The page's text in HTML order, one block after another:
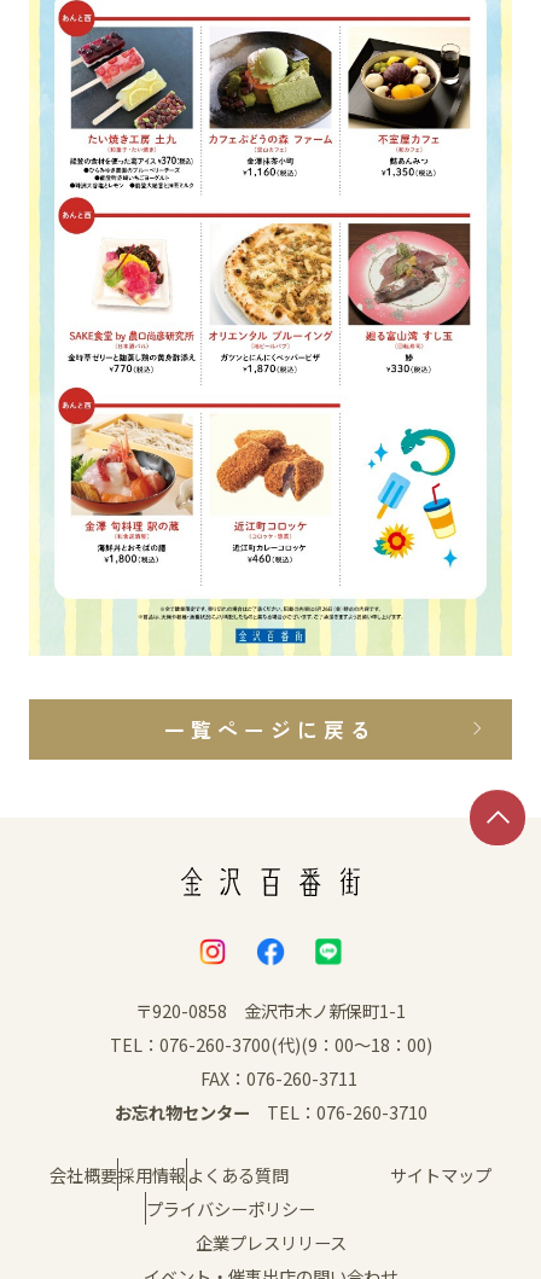
一覧ページに戻る
〒920-0858 金沢市木ノ新保町1-1
TEL：076-260-3700(代)(9：00～18：00)
FAX：076-260-3711
お忘れ物センター TEL：076-260-3710
会社概要採用情報よくある質問
サイトマップ
プライバシーポリシー
企業プレスリリース